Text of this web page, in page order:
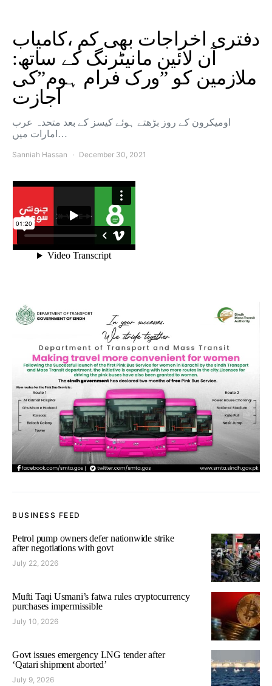
دفتری اخراجات بھی کم ،کامیاب
آن لائین مانیٹرنگ کے ساتھ:
ملازمین کو ”ورک فرام ہوم”کی
اجازت
اومیکرون کے روز بڑھتے ہوئے کیسز کے بعد متحدہ عرب
امارات میں…
Sanniah Hassan December 30, 2021
BUSINESS FEED
Petrol pump owners defer nationwide strike
after negotiations with govt
July 22, 2026
Mufti Taqi Usmani’s fatwa rules cryptocurrency
purchases impermissible
July 10, 2026
Govt issues emergency LNG tender after
‘Qatari shipment aborted’
July 9, 2026